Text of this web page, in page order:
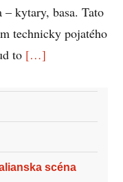
kytary, basa. Tato
technicky pojatého
to […]
scéna